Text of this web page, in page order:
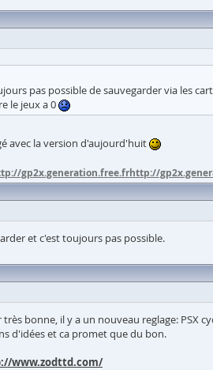
pas possible de sauvegarder via les
le jeux a 0
avec la version d'aujourd'huit
gp2x.generation.free.frhttp://
et c'est toujours pas possible.
très bonne, il y a un nouveau reglage: PSX
d'idées et ca promet que du bon.
www.zodttd.com/